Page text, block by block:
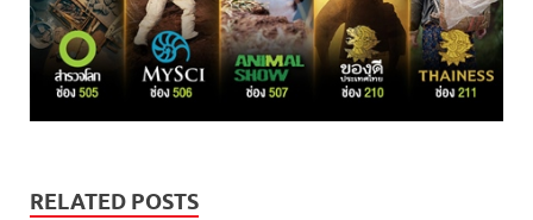
RELATED POSTS